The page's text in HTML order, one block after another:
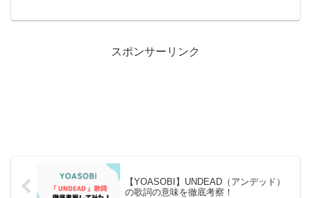
スポンサーリンク
【YOASOBI】UNDEAD（アンデッド）
の歌詞の意味を徹底考察！